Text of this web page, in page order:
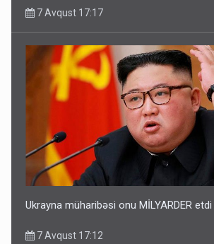
7 Avqust 17:17
Ukrayna müharibəsi onu MİLYARDER etdi
7 Avqust 17:12